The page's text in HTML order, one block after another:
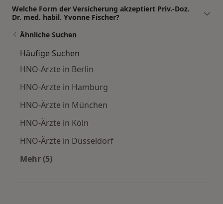
Welche Form der Versicherung akzeptiert Priv.-Doz.
Dr. med. habil. Yvonne Fischer?
Ähnliche Suchen
Häufige Suchen
HNO-Ärzte in Berlin
HNO-Ärzte in Hamburg
HNO-Ärzte in München
HNO-Ärzte in Köln
HNO-Ärzte in Düsseldorf
Mehr (5)